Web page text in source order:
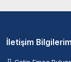
İletişim